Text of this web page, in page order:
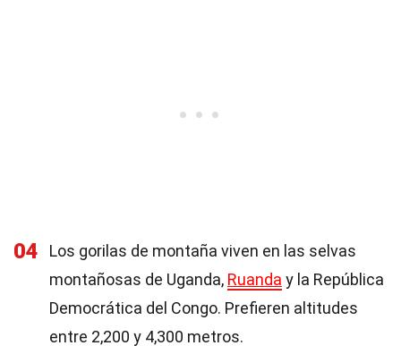
04
Los gorilas de montaña viven en las selvas
montañosas de Uganda, Ruanda y la República
Democrática del Congo. Prefieren altitudes
entre 2,200 y 4,300 metros.